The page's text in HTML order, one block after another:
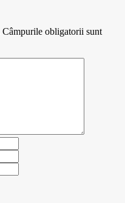
Câmpurile obligatorii sunt